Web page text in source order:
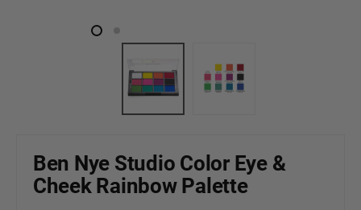
Ben Nye Studio Color Eye &
Cheek Rainbow Palette